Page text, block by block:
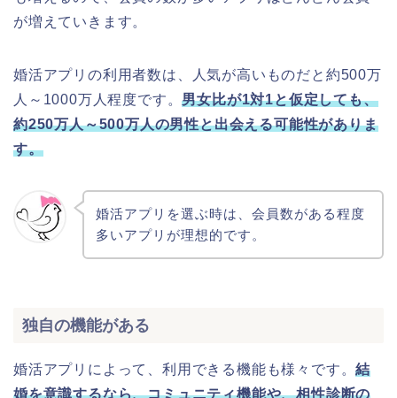
が増えていきます。
婚活アプリの利用者数は、人気が高いものだと約500万
人～1000万人程度です。男女比が1対1と仮定しても、
約250万人～500万人の男性と出会える可能性がありま
す。
婚活アプリを選ぶ時は、会員数がある程度
多いアプリが理想的です。
独自の機能がある
婚活アプリによって、利用できる機能も様々です。結
婚を意識するなら、コミュニティ機能や、相性診断の